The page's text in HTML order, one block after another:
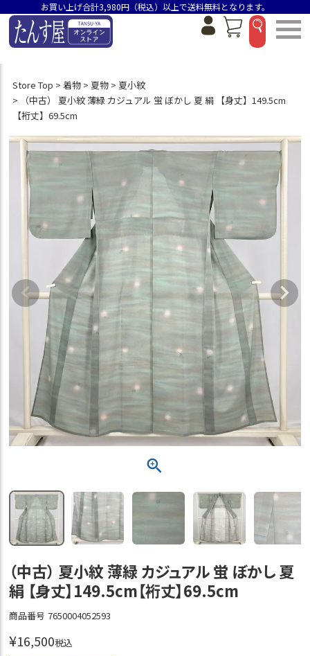
お買い上げ合計3,980円（税込）以上で送料無料となります。
Store Top 着物 夏物
夏小紋
（中古） 夏小紋 薄緑 カジュアル 蛍 ぼかし 夏 絹 【身丈】149.5cm
【裄丈】69.5cm
（中古） 夏小紋 薄緑 カジュアル 蛍 ぼかし 夏
絹 【身丈】149.5cm【裄丈】69.5cm
商品番号 7650004052593
¥16,500税込